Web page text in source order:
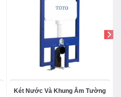
Két Nước Và Khung Âm Tường